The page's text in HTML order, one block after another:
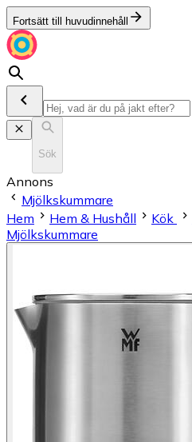
Fortsätt till huvudinnehåll
Sök
Annons
Mjölkskummare
Hem
Hem & Hushåll Kök
Mjölkskummare